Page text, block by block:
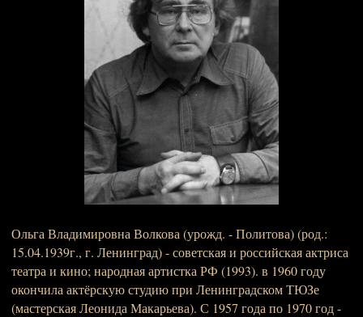
Ольга Владимировна Волкова (урожд. - Политова) (род.:
15.04.1939г., г. Ленинград) - советская и российская актриса
театра и кино; народная артистка РФ (1993). в 1960 году
окончила актёрскую студию при Ленинградском ТЮЗе
(мастерская Леонида Макарьева). С 1957 года по 1970 год -